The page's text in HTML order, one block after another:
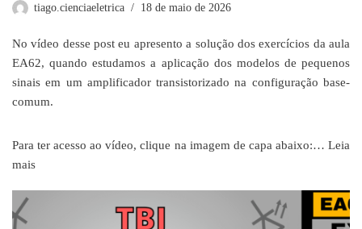
tiago.cienciaeletrica 18 de maio de 2026
No vídeo desse post eu apresento a solução dos exercícios da aula
EA62, quando estudamos a aplicação dos modelos de pequenos
sinais em um amplificador transistorizado na configuração base-
comum.
Para ter acesso ao vídeo, clique na imagem de capa abaixo:… Leia
mais